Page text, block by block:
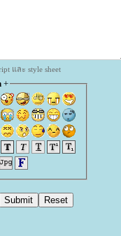
และ style sheet
+